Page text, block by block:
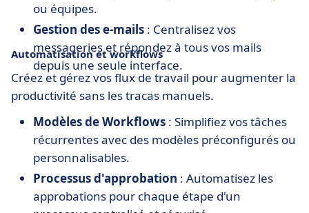
ou équipes.
Gestion des e-mails : Centralisez vos
messageries et répondez à tous vos mails
depuis une seule interface.
Automatisation et workflows
Créez et gérez vos flux de travail pour augmenter la
productivité sans les tracas manuels.
Modèles de Workflows : Simplifiez vos tâches
récurrentes avec des modèles préconfigurés ou
personnalisables.
Processus d'approbation : Automatisez les
approbations pour chaque étape d'un